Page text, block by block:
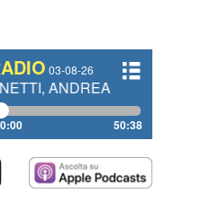
03-08-26
VENDRAME, FILIPPO
50:38